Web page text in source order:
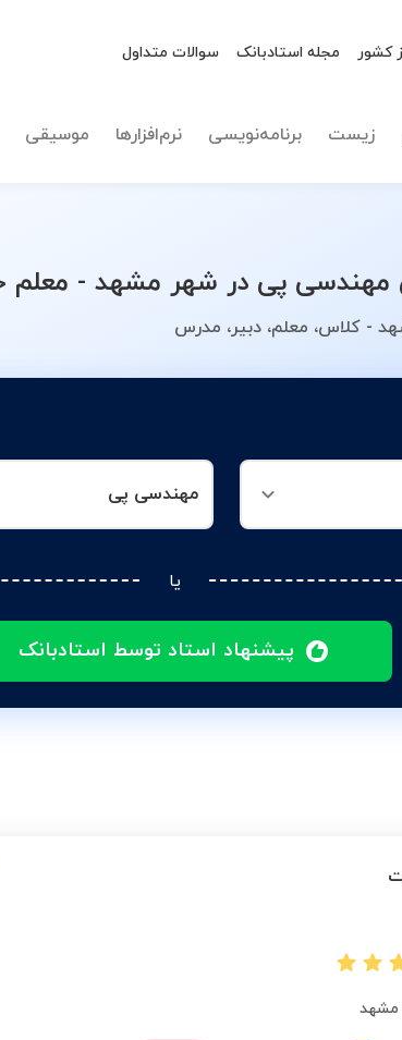
کشور مجله استادبانک سوالات متداول
زیست برنامه‌نویسی نرم‌افزارها موسیقی
پی در شهر مشهد - معلم
- کلاس، معلم، دبیر، مدرس
مهندسی پی
یا
پیشنهاد استاد توسط استادبانک
نوع تدریس
مشهد